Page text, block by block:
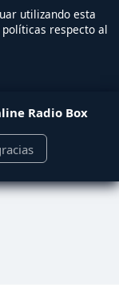
utilizando esta
respecto al
Radio Box